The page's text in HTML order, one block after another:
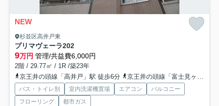
NEW
杉並区高井戸東
プリマヴェーラ202
9万円 管理/共益費6,000円
2階 / 29.77㎡ / 1R /築23年
京王井の頭線「高井戸」駅 徒歩6分
京王井の頭線「富士見ヶ丘」駅 徒歩15分
バス・トイレ別 室内洗濯機置場 エアコン
バルコニー
フローリング
都市ガス